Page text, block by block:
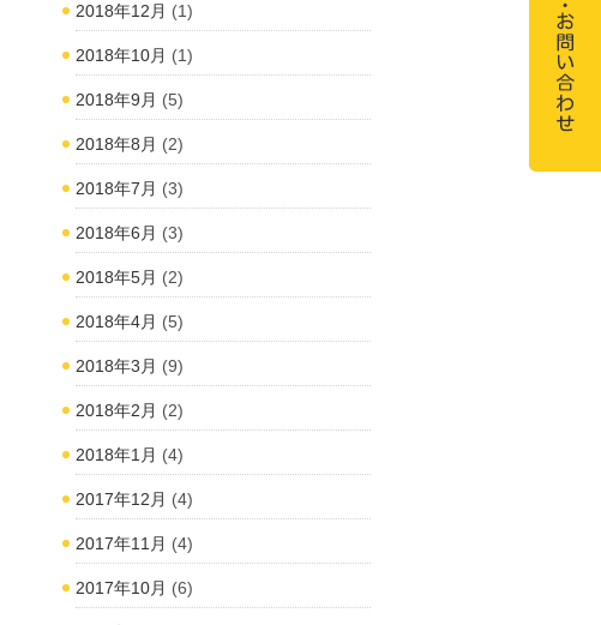
2018年12月 (1)
2018年10月 (1)
2018年9月 (5)
2018年8月 (2)
2018年7月 (3)
2018年6月 (3)
2018年5月 (2)
2018年4月 (5)
2018年3月 (9)
2018年2月 (2)
2018年1月 (4)
2017年12月 (4)
2017年11月 (4)
2017年10月 (6)